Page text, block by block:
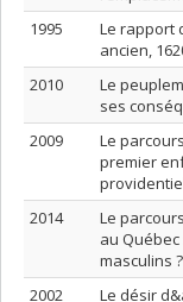
1995
Le rapport
ancien,
2010
Le
ses
2009
Le
premier
2014
Le
au
masculins ?
2002
Le désir